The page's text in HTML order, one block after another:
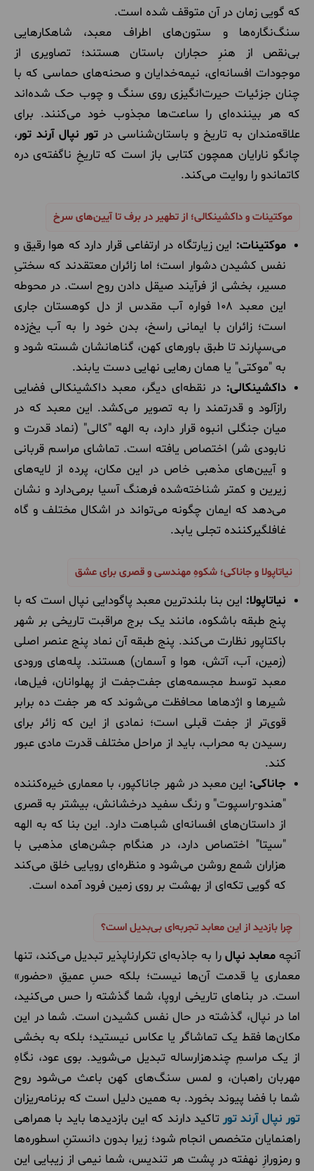
که گویی زمان در آن متوقف شده است.
سنگ‌نگاره‌ها و ستون‌های اطراف معبد، شاهکارهایی
بی‌نقص از هنرِ حجاران باستان هستند؛ تصاویری از
موجودات افسانه‌ای، نیمه‌خدایان و صحنه‌های حماسی که با
چنان جزئیات حیرت‌انگیزی روی سنگ و چوب حک شده‌اند
که هر بیننده‌ای را ساعت‌ها مجذوب خود می‌کنند. برای
علاقه‌مندان به تاریخ و باستان‌شناسی در تور نپال آرند تور،
چانگو نارایان همچون کتابی باز است که تاریخِ ناگفته‌ی دره
کاتماندو را روایت می‌کند.
موکتینات و داکشینکالی؛ از تطهیر در برف تا آیین‌های سرخ
موکتینات: این زیارتگاه در ارتفاعی قرار دارد که هوا رقیق و
نفس کشیدن دشوار است؛ اما زائران معتقدند که سختیِ
مسیر، بخشی از فرآیند صیقل دادن روح است. در محوطه
این معبد ۱۰۸ فواره آب مقدس از دل کوهستان جاری
است؛ زائران با ایمانی راسخ، بدن خود را به آب یخ‌زده
می‌سپارند تا طبق باورهای کهن، گناهانشان شسته شود و
به "موکتی" یا همان رهایی نهایی دست یابند.
داکشینکالی: در نقطه‌ای دیگر، معبد داکشینکالی فضایی
رازآلود و قدرتمند را به تصویر می‌کشد. این معبد که در
میان جنگلی انبوه قرار دارد، به الهه "کالی" (نماد قدرت و
نابودی شر) اختصاص یافته است. تماشای مراسم قربانی
و آیین‌های مذهبی خاص در این مکان، پرده از لایه‌های
زیرین و کمتر شناخته‌شده فرهنگ آسیا برمی‌دارد و نشان
می‌دهد که ایمان چگونه می‌تواند در اشکال مختلف و گاه
غافلگیرکننده تجلی یابد.
نیاتاپولا و جاناکی؛ شکوهِ مهندسی و قصری برای عشق
نیاتاپولا: این بنا بلندترین معبد پاگودایی نپال است که با
پنج طبقه باشکوه، مانند یک برج مراقبت تاریخی بر شهر
باکتاپور نظارت می‌کند. پنج طبقه آن نماد پنج عنصر اصلی
(زمین، آب، آتش، هوا و آسمان) هستند. پله‌های ورودی
معبد توسط مجسمه‌های جفت‌جفت از پهلوانان، فیل‌ها،
شیرها و اژدهاها محافظت می‌شوند که هر جفت ده برابر
قوی‌تر از جفت قبلی است؛ نمادی از این که زائر برای
رسیدن به محراب، باید از مراحل مختلف قدرت مادی عبور
کند.
جاناکی: این معبد در شهر جاناکپور، با معماری خیره‌کننده
"هندو-راسپوت" و رنگ سفید درخشانش، بیشتر به قصری
از داستان‌های افسانه‌ای شباهت دارد. این بنا که به الهه
"سیتا" اختصاص دارد، در هنگام جشن‌های مذهبی با
هزاران شمع روشن می‌شود و منظره‌ای رویایی خلق می‌کند
که گویی تکه‌ای از بهشت بر روی زمین فرود آمده است.
چرا بازدید از این معابد تجربه‌ای بی‌بدیل است؟
آنچه معابد نپال را به جاذبه‌ای تکرارناپذیر تبدیل می‌کند، تنها
معماری یا قدمت آن‌ها نیست؛ بلکه حسِ عمیقِ «حضور»
است. در بناهای تاریخی اروپا، شما گذشته را حس می‌کنید،
اما در نپال، گذشته در حال نفس کشیدن است. شما در این
مکان‌ها فقط یک تماشاگر یا عکاس نیستید؛ بلکه به بخشی
از یک مراسمِ چندهزارساله تبدیل می‌شوید. بوی عود، نگاهِ
مهربان راهبان، و لمس سنگ‌های کهن باعث می‌شود روح
شما با فضا پیوند بخورد. به همین دلیل است که برنامه‌ریزان
تور نپال آرند تورتاکید دارند که این بازدیدها باید با همراهی
راهنمایان متخصص انجام شود؛ زیرا بدون دانستنِ اسطوره‌ها
و رمزورازِ نهفته در پشت هر تندیس، شما نیمی از زیبایی این